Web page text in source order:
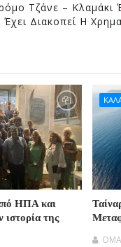
Τζάνε – Κλαμάκι
Έχει Διακοπεί Η
ΗΠΑ και
της